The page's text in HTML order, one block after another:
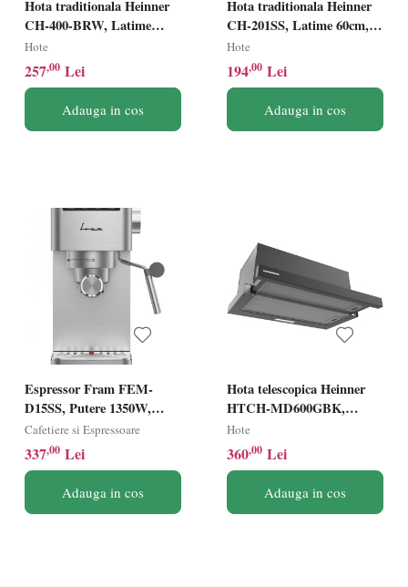
Hota traditionala Heinner
CH-400-BRW, Latime
60cm, Putere de absorbtie
326.4 mc/h, 2 motoare,
Maro
Hote
257,00 Lei
Adauga in cos
Hota traditionala Heinner
CH-201SS, Latime 60cm,
Putere de absorbtie 209
mc/h, 1 motor, Inox
Hote
194,00 Lei
Adauga in cos
Espressor Fram FEM-
D15SS, Putere 1350W,
Rezervor 1.2L, Sistem de
spumare, 15bar, Inox
Cafetiere si Espressoare
337,00 Lei
Adauga in cos
Hota telescopica Heinner
HTCH-MD600GBK,
Latime 60cm, Putere de
absorbtie 630m3/h, 2 trepte
de viteza, Lumina LED, 2
filtre aluminiu, Negru/Sticla
Hote
360,00 Lei
Adauga in cos